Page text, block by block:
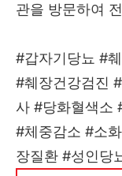
관을 방문하여
#갑자기당뇨 #
#췌장건강검진
사 #당화혈색소
#체중감소 #소
장질환 #성인당